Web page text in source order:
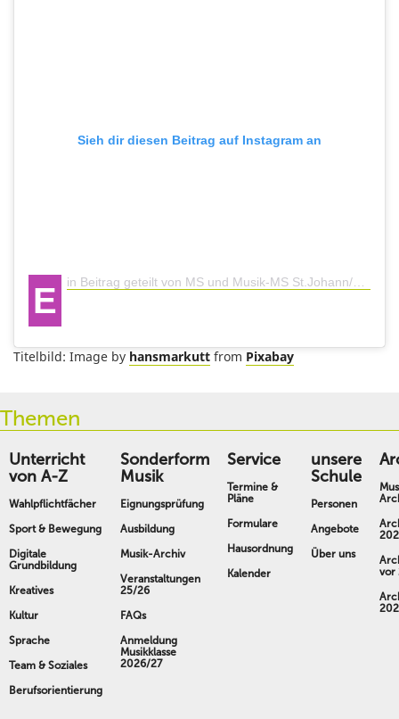
Sieh dir diesen Beitrag auf Instagram an
E in Beitrag geteilt von MS und Musik-MS St.Johann/Pg. (@ms_stjohann)
Titelbild: Image by hansmarkutt from Pixabay
Themen
Unterricht
von A-Z
Wahlpflichtfächer
Sport & Bewegung
Digitale
Grundbildung
Kreatives
Kultur
Sprache
Team & Soziales
Berufsorientierung
Sonderform
Musik
Eignungsprüfung
Ausbildung
Musik-Archiv
Veranstaltungen
25/26
FAQs
Anmeldung
Musikklasse
2026/27
Service
Termine &
Pläne
Formulare
Hausordnung
Kalender
unsere
Schule
Personen
Angebote
Über uns
vor